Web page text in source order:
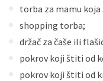
torba za mamu
shopping torba;
držač za čaše ili
pokrov koji štiti od
pokrov koji štiti od